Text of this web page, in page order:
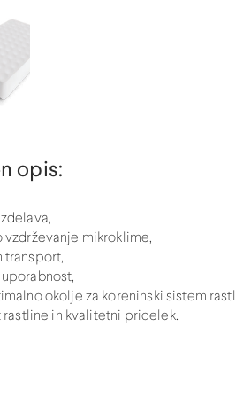
opis:
vzdrževanje mikroklime,
transport,
okolje za koreninski sistem
rastline in kvalitetni pridelek.